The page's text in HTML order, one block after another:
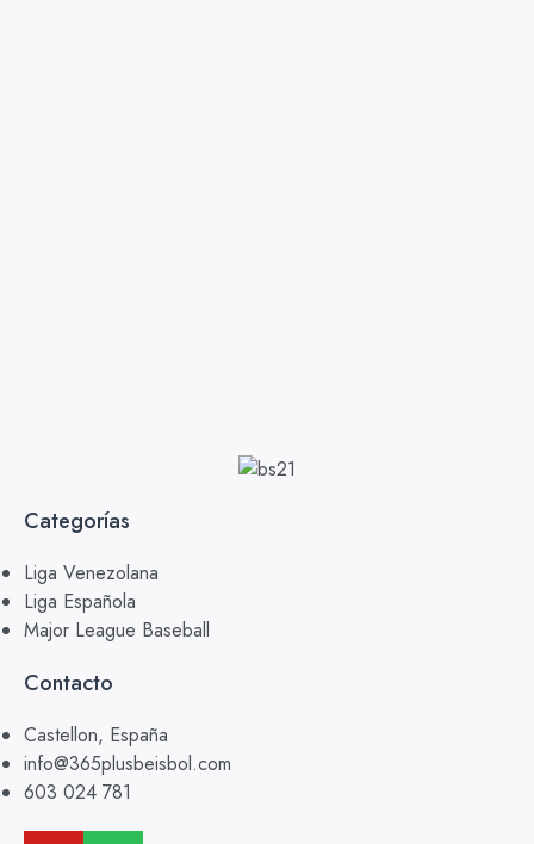
Categorías
Liga Venezolana
Liga Española
Major League Baseball
Contacto
Castellon, España
info@365plusbeisbol.com
603 024 781